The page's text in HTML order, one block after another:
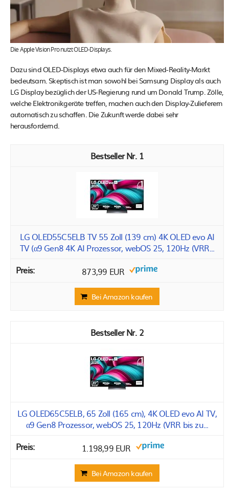
Die Apple Vision Pro nutzt OLED-Displays.
Dazu sind OLED-Displays etwa auch für den Mixed-Reality-Markt
bedeutsam. Skeptisch ist man sowohl bei Samsung Display als auch
LG Display bezüglich der US-Regierung rund um Donald Trump. Zölle,
welche Elektronikgeräte treffen, machen auch den Display-Zulieferern
automatisch zu schaffen. Die Zukunft werde dabei sehr
herausfordernd.
1
LG OLED55C5ELB TV 55 Zoll (139 cm) 4K OLED evo AI
TV (α9 Gen8 4K AI Prozessor, webOS 25, 120Hz (VRR...
873,99 EUR
Bei Amazon kaufen
2
LG OLED65C5ELB, 65 Zoll (165 cm), 4K OLED evo AI TV,
α9 Gen8 Prozessor, webOS 25, 120Hz (VRR bis zu...
1.198,99 EUR
Bei Amazon kaufen